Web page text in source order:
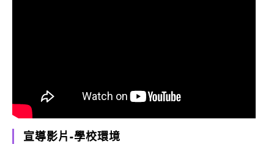
宣導影片-學校環境